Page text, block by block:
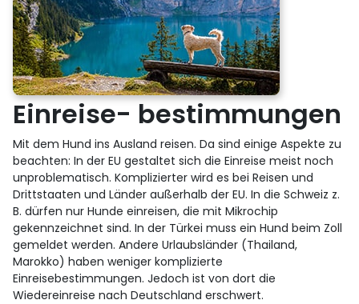
Einreise- bestimmungen
Mit dem Hund ins Ausland reisen. Da sind einige Aspekte zu
beachten: In der EU gestaltet sich die Einreise meist noch
unproblematisch. Komplizierter wird es bei Reisen und
Drittstaaten und Länder außerhalb der EU. In die Schweiz z.
B. dürfen nur Hunde einreisen, die mit Mikrochip
gekennzeichnet sind. In der Türkei muss ein Hund beim Zoll
gemeldet werden. Andere Urlaubsländer (Thailand,
Marokko) haben weniger komplizierte
Einreisebestimmungen. Jedoch ist von dort die
Wiedereinreise nach Deutschland erschwert.